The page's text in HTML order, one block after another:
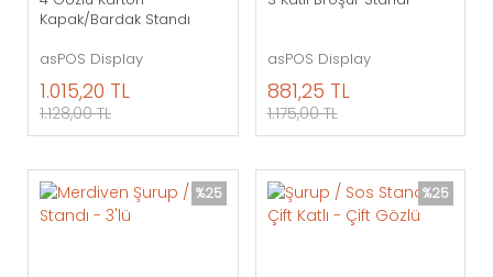
Kapak/Bardak Standı
asPOS Display
1.015,20 TL
1.128,00 TL
asPOS Display
881,25 TL
1.175,00 TL
%25 %25